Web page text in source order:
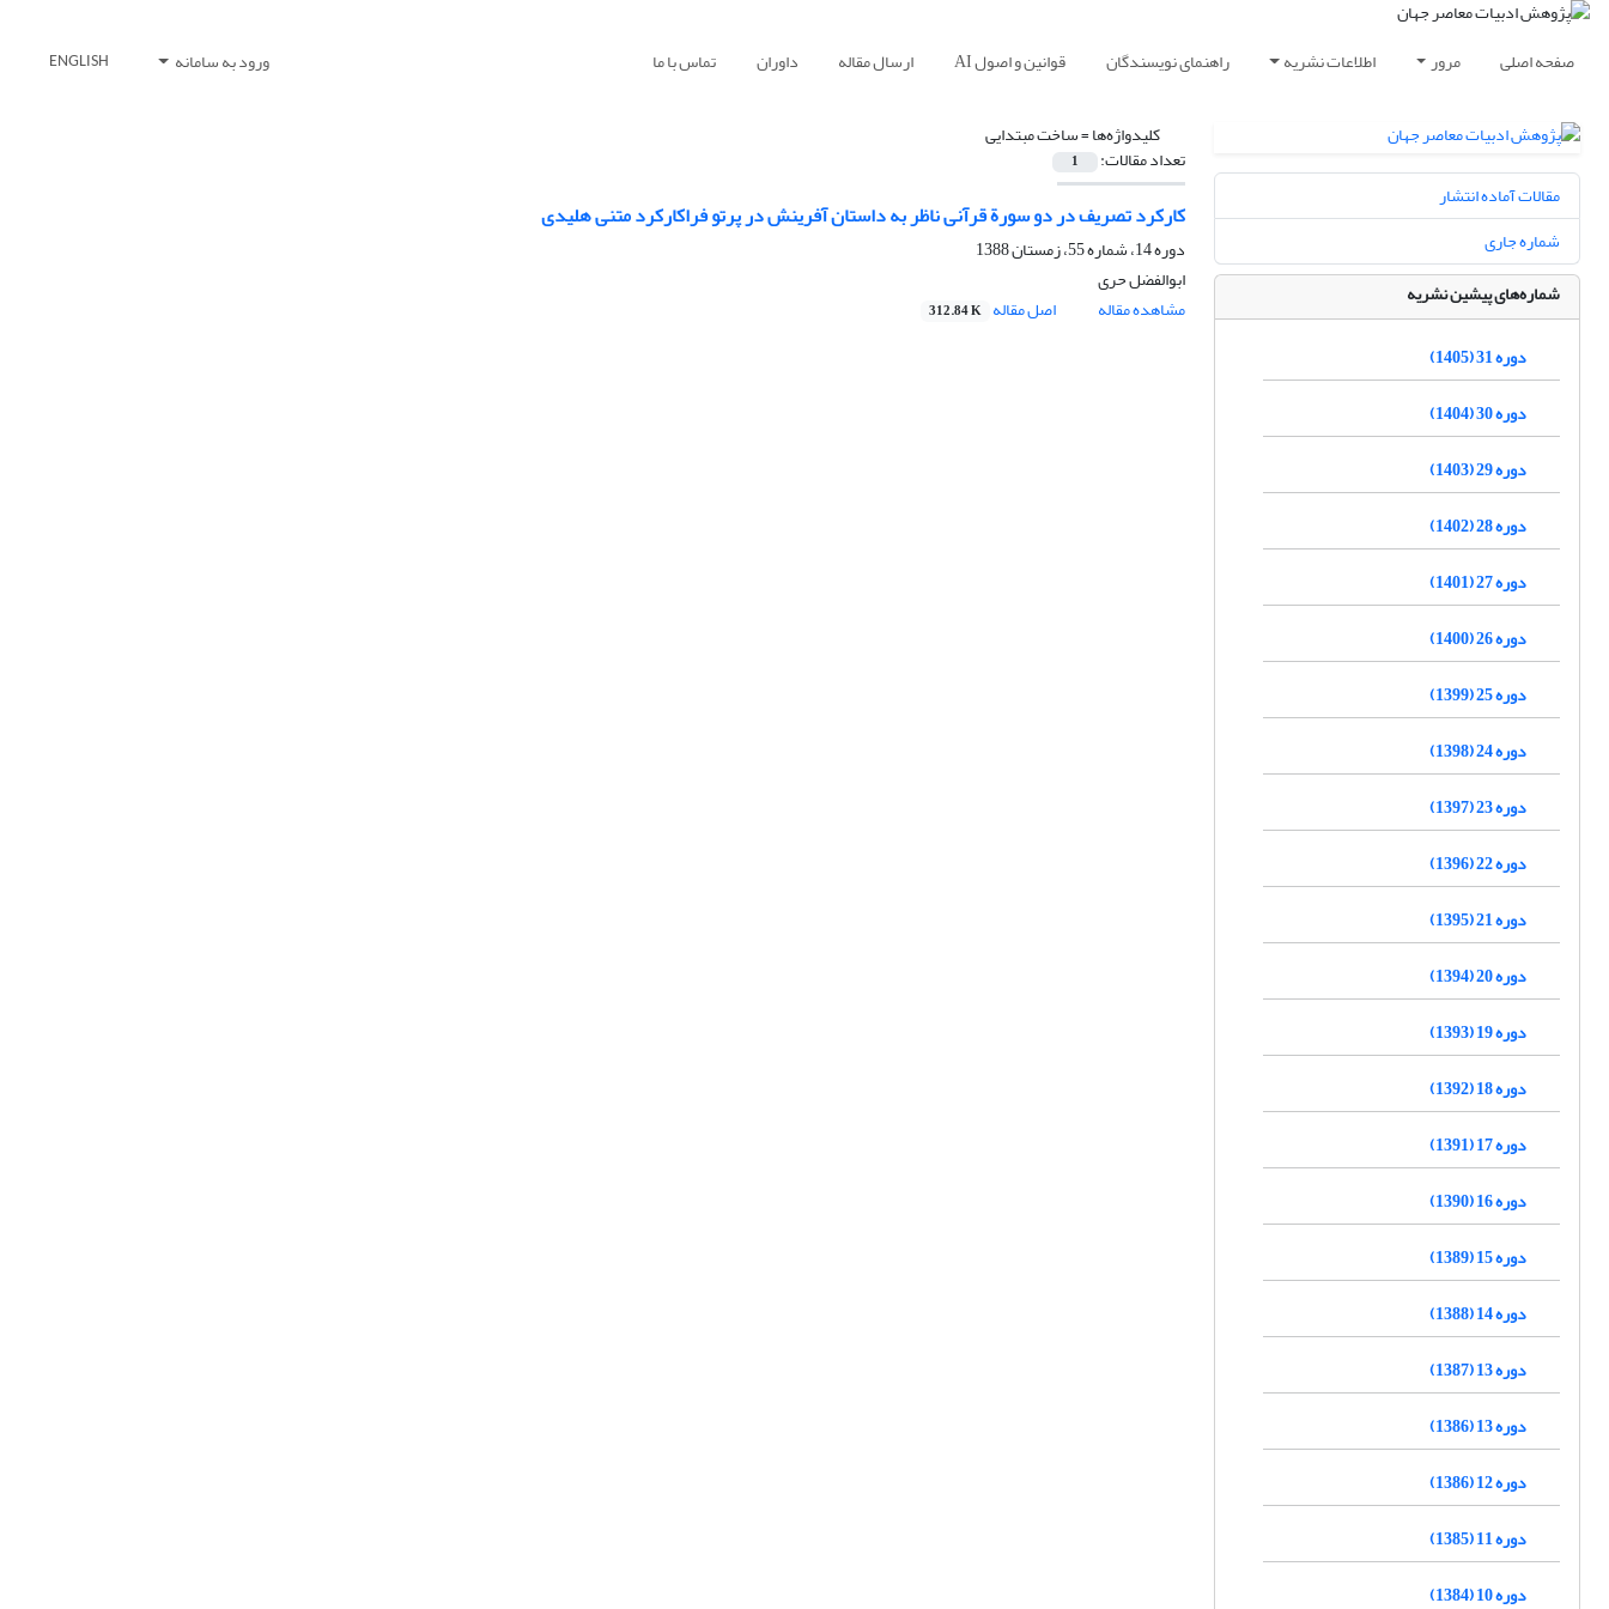
صفحه اصلی مرور اطلاعات نشریه راهنمای نویسندگان قوانین و اصول AI ارسال مقاله داوران تماس با ما ورود به سامانه ENGLISH
کلیدواژه‌ها =ساخت مبتدایی
تعداد مقالات: 1
کارکرد تصریف در دو سورة قرآنی ناظر به داستان آفرینش در پرتو فراکارکرد متنی هلیدی
دوره 14، شماره 55، زمستان 1388
ابوالفضل حری
مشاهده مقاله
اصل مقاله 312.84 K
مقالات آماده انتشار
شماره جاری
شماره‌های پیشین نشریه
دوره 31 (1405)
دوره 30 (1404)
دوره 29 (1403)
دوره 28 (1402)
دوره 27 (1401)
دوره 26 (1400)
دوره 25 (1399)
دوره 24 (1398)
دوره 23 (1397)
دوره 22 (1396)
دوره 21 (1395)
دوره 20 (1394)
دوره 19 (1393)
دوره 18 (1392)
دوره 17 (1391)
دوره 16 (1390)
دوره 15 (1389)
دوره 14 (1388)
دوره 13 (1387)
دوره 13 (1386)
دوره 12 (1386)
دوره 11 (1385)
دوره 10 (1384)